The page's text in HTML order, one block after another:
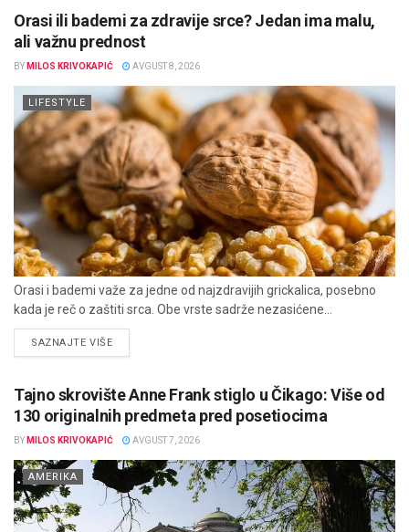
Orasi ili bademi za zdravije srce? Jedan ima malu,
ali važnu prednost
BY MILOS KRIVOKAPIĆ AVGUST 8, 2026
LIFESTYLE
Orasi i bademi važe za jedne od najzdravijih grickalica, posebno
kada je reč o zaštiti srca. Obe vrste sadrže nezasićene...
SAZNAJTE VIŠEDETAILS
Tajno skrovište Anne Frank stiglo u Čikago: Više od
130 originalnih predmeta pred posetiocima
BY MILOS KRIVOKAPIĆ AVGUST 7, 2026
AMERIKA